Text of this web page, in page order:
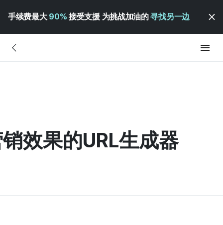
手续费最大 90% 接受支援 为挑战加油的寻找另一边
效果的URL生成器